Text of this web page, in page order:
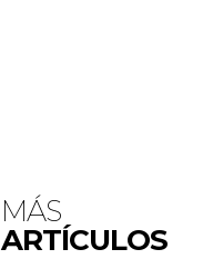
MÁS
ARTÍCULOS